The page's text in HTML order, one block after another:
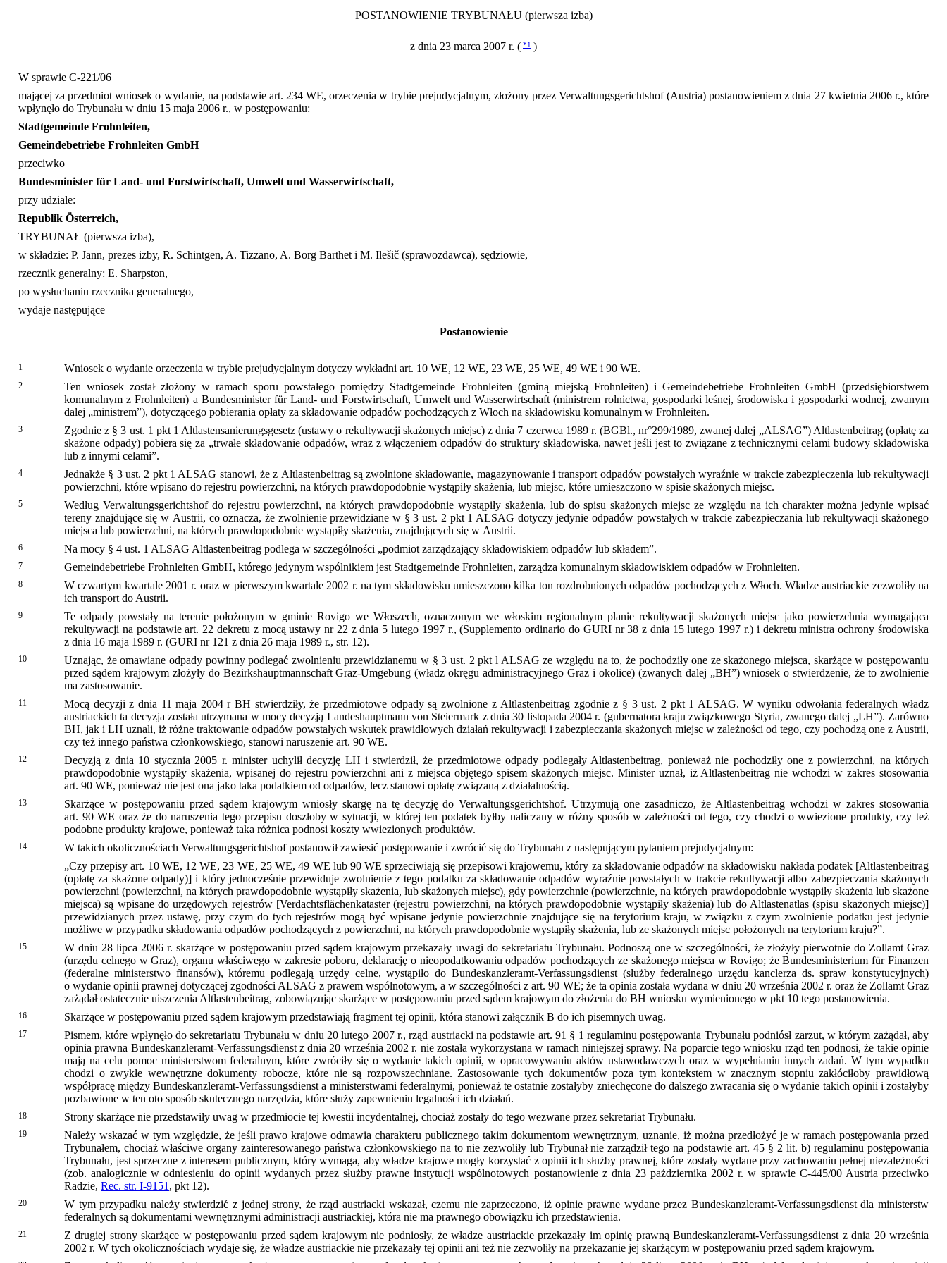
POSTANOWIENIE TRYBUNAŁU (pierwsza izba)
z dnia 23 marca 2007 r. ( *1 )
W sprawie C-221/06
mającej za przedmiot wniosek o wydanie, na podstawie art. 234 WE, orzeczenia w trybie prejudycjalnym, złożony przez Verwaltungsgerichtshof (Austria) postanowieniem z dnia 27 kwietnia 2006 r., które
wpłynęło do Trybunału w dniu 15 maja 2006 r., w postępowaniu:
Stadtgemeinde Frohnleiten,
Gemeindebetriebe Frohnleiten GmbH
przeciwko
Bundesminister für Land- und Forstwirtschaft, Umwelt und Wasserwirtschaft,
przy udziale:
Republik Österreich,
TRYBUNAŁ (pierwsza izba),
w składzie: P. Jann, prezes izby, R. Schintgen, A. Tizzano, A. Borg Barthet i M. Ilešič (sprawozdawca), sędziowie,
rzecznik generalny: E. Sharpston,
po wysłuchaniu rzecznika generalnego,
wydaje następujące
Postanowienie
1 Wniosek o wydanie orzeczenia w trybie prejudycjalnym dotyczy wykładni art. 10 WE, 12 WE, 23 WE, 25 WE, 49 WE i 90 WE.
2
Ten wniosek został złożony w ramach sporu powstałego pomiędzy Stadtgemeinde Frohnleiten (gminą miejską Frohnleiten) i Gemeindebetriebe Frohnleiten GmbH (przedsiębiorstwem
komunalnym z Frohnleiten) a Bundesminister für Land- und Forstwirtschaft, Umwelt und Wasserwirtschaft (ministrem rolnictwa, gospodarki leśnej, środowiska i gospodarki wodnej, zwanym
dalej „ministrem”), dotyczącego pobierania opłaty za składowanie odpadów pochodzących z Włoch na składowisku komunalnym w Frohnleiten.
3
Zgodnie z § 3 ust. 1 pkt 1 Altlastensanierungsgesetz (ustawy o rekultywacji skażonych miejsc) z dnia 7 czerwca 1989 r. (BGBl., nr°299/1989, zwanej dalej „ALSAG”) Altlastenbeitrag (opłatę za
skażone odpady) pobiera się za „trwałe składowanie odpadów, wraz z włączeniem odpadów do struktury składowiska, nawet jeśli jest to związane z technicznymi celami budowy składowiska
lub z innymi celami”.
4
Jednakże § 3 ust. 2 pkt 1 ALSAG stanowi, że z Altlastenbeitrag są zwolnione składowanie, magazynowanie i transport odpadów powstałych wyraźnie w trakcie zabezpieczenia lub rekultywacji
powierzchni, które wpisano do rejestru powierzchni, na których prawdopodobnie wystąpiły skażenia, lub miejsc, które umieszczono w spisie skażonych miejsc.
5
Według Verwaltungsgerichtshof do rejestru powierzchni, na których prawdopodobnie wystąpiły skażenia, lub do spisu skażonych miejsc ze względu na ich charakter można jedynie wpisać
tereny znajdujące się w Austrii, co oznacza, że zwolnienie przewidziane w § 3 ust. 2 pkt 1 ALSAG dotyczy jedynie odpadów powstałych w trakcie zabezpieczania lub rekultywacji skażonego
miejsca lub powierzchni, na których prawdopodobnie wystąpiły skażenia, znajdujących się w Austrii.
6 Na mocy § 4 ust. 1 ALSAG Altlastenbeitrag podlega w szczególności „podmiot zarządzający składowiskiem odpadów lub składem”.
7 Gemeindebetriebe Frohnleiten GmbH, którego jedynym wspólnikiem jest Stadtgemeinde Frohnleiten, zarządza komunalnym składowiskiem odpadów w Frohnleiten.
8
W czwartym kwartale 2001 r. oraz w pierwszym kwartale 2002 r. na tym składowisku umieszczono kilka ton rozdrobnionych odpadów pochodzących z Włoch. Władze austriackie zezwoliły na
ich transport do Austrii.
9
Te odpady powstały na terenie położonym w gminie Rovigo we Włoszech, oznaczonym we włoskim regionalnym planie rekultywacji skażonych miejsc jako powierzchnia wymagająca
rekultywacji na podstawie art. 22 dekretu z mocą ustawy nr 22 z dnia 5 lutego 1997 r., (Supplemento ordinario do GURI nr 38 z dnia 15 lutego 1997 r.) i dekretu ministra ochrony środowiska
z dnia 16 maja 1989 r. (GURI nr 121 z dnia 26 maja 1989 r., str. 12).
10
Uznając, że omawiane odpady powinny podlegać zwolnieniu przewidzianemu w § 3 ust. 2 pkt l ALSAG ze względu na to, że pochodziły one ze skażonego miejsca, skarżące w postępowaniu
przed sądem krajowym złożyły do Bezirkshauptmannschaft Graz-Umgebung (władz okręgu administracyjnego Graz i okolice) (zwanych dalej „BH”) wniosek o stwierdzenie, że to zwolnienie
ma zastosowanie.
11
Mocą decyzji z dnia 11 maja 2004 r BH stwierdziły, że przedmiotowe odpady są zwolnione z Altlastenbeitrag zgodnie z § 3 ust. 2 pkt 1 ALSAG. W wyniku odwołania federalnych władz
austriackich ta decyzja została utrzymana w mocy decyzją Landeshauptmann von Steiermark z dnia 30 listopada 2004 r. (gubernatora kraju związkowego Styria, zwanego dalej „LH”). Zarówno
BH, jak i LH uznali, iż różne traktowanie odpadów powstałych wskutek prawidłowych działań rekultywacji i zabezpieczania skażonych miejsc w zależności od tego, czy pochodzą one z Austrii,
czy też innego państwa członkowskiego, stanowi naruszenie art. 90 WE.
12
Decyzją z dnia 10 stycznia 2005 r. minister uchylił decyzję LH i stwierdził, że przedmiotowe odpady podlegały Altlastenbeitrag, ponieważ nie pochodziły one z powierzchni, na których
prawdopodobnie wystąpiły skażenia, wpisanej do rejestru powierzchni ani z miejsca objętego spisem skażonych miejsc. Minister uznał, iż Altlastenbeitrag nie wchodzi w zakres stosowania
art. 90 WE, ponieważ nie jest ona jako taka podatkiem od odpadów, lecz stanowi opłatę związaną z działalnością.
13
Skarżące w postępowaniu przed sądem krajowym wniosły skargę na tę decyzję do Verwaltungsgerichtshof. Utrzymują one zasadniczo, że Altlastenbeitrag wchodzi w zakres stosowania
art. 90 WE oraz że do naruszenia tego przepisu doszłoby w sytuacji, w której ten podatek byłby naliczany w różny sposób w zależności od tego, czy chodzi o wwiezione produkty, czy też
podobne produkty krajowe, ponieważ taka różnica podnosi koszty wwiezionych produktów.
14
W takich okolicznościach Verwaltungsgerichtshof postanowił zawiesić postępowanie i zwrócić się do Trybunału z następującym pytaniem prejudycjalnym:
„Czy przepisy art. 10 WE, 12 WE, 23 WE, 25 WE, 49 WE lub 90 WE sprzeciwiają się przepisowi krajowemu, który za składowanie odpadów na składowisku nakłada podatek [Altlastenbeitrag
(opłatę za skażone odpady)] i który jednocześnie przewiduje zwolnienie z tego podatku za składowanie odpadów wyraźnie powstałych w trakcie rekultywacji albo zabezpieczania skażonych
powierzchni (powierzchni, na których prawdopodobnie wystąpiły skażenia, lub skażonych miejsc), gdy powierzchnie (powierzchnie, na których prawdopodobnie wystąpiły skażenia lub skażone
miejsca) są wpisane do urzędowych rejestrów [Verdachtsflächenkataster (rejestru powierzchni, na których prawdopodobnie wystąpiły skażenia) lub do Altlastenatlas (spisu skażonych miejsc)]
przewidzianych przez ustawę, przy czym do tych rejestrów mogą być wpisane jedynie powierzchnie znajdujące się na terytorium kraju, w związku z czym zwolnienie podatku jest jedynie
możliwe w przypadku składowania odpadów pochodzących z powierzchni, na których prawdopodobnie wystąpiły skażenia, lub ze skażonych miejsc położonych na terytorium kraju?”.
15
W dniu 28 lipca 2006 r. skarżące w postępowaniu przed sądem krajowym przekazały uwagi do sekretariatu Trybunału. Podnoszą one w szczególności, że złożyły pierwotnie do Zollamt Graz
(urzędu celnego w Graz), organu właściwego w zakresie poboru, deklarację o nieopodatkowaniu odpadów pochodzących ze skażonego miejsca w Rovigo; że Bundesministerium für Finanzen
(federalne ministerstwo finansów), któremu podlegają urzędy celne, wystąpiło do Bundeskanzleramt-Verfassungsdienst (służby federalnego urzędu kanclerza ds. spraw konstytucyjnych)
o wydanie opinii prawnej dotyczącej zgodności ALSAG z prawem wspólnotowym, a w szczególności z art. 90 WE; że ta opinia została wydana w dniu 20 września 2002 r. oraz że Zollamt Graz
zażądał ostatecznie uiszczenia Altlastenbeitrag, zobowiązując skarżące w postępowaniu przed sądem krajowym do złożenia do BH wniosku wymienionego w pkt 10 tego postanowienia.
16 Skarżące w postępowaniu przed sądem krajowym przedstawiają fragment tej opinii, która stanowi załącznik B do ich pisemnych uwag.
17
Pismem, które wpłynęło do sekretariatu Trybunału w dniu 20 lutego 2007 r., rząd austriacki na podstawie art. 91 § 1 regulaminu postępowania Trybunału podniósł zarzut, w którym zażądał, aby
opinia prawna Bundeskanzleramt-Verfassungsdienst z dnia 20 września 2002 r. nie została wykorzystana w ramach niniejszej sprawy. Na poparcie tego wniosku rząd ten podnosi, że takie opinie
mają na celu pomoc ministerstwom federalnym, które zwróciły się o wydanie takich opinii, w opracowywaniu aktów ustawodawczych oraz w wypełnianiu innych zadań. W tym wypadku
chodzi o zwykłe wewnętrzne dokumenty robocze, które nie są rozpowszechniane. Zastosowanie tych dokumentów poza tym kontekstem w znacznym stopniu zakłóciłoby prawidłową
współpracę między Bundeskanzleramt-Verfassungsdienst a ministerstwami federalnymi, ponieważ te ostatnie zostałyby zniechęcone do dalszego zwracania się o wydanie takich opinii i zostałyby
pozbawione w ten oto sposób skutecznego narzędzia, które służy zapewnieniu legalności ich działań.
18 Strony skarżące nie przedstawiły uwag w przedmiocie tej kwestii incydentalnej, chociaż zostały do tego wezwane przez sekretariat Trybunału.
19
Należy wskazać w tym względzie, że jeśli prawo krajowe odmawia charakteru publicznego takim dokumentom wewnętrznym, uznanie, iż można przedłożyć je w ramach postępowania przed
Trybunałem, chociaż właściwe organy zainteresowanego państwa członkowskiego na to nie zezwoliły lub Trybunał nie zarządził tego na podstawie art. 45 § 2 lit. b) regulaminu postępowania
Trybunału, jest sprzeczne z interesem publicznym, który wymaga, aby władze krajowe mogły korzystać z opinii ich służby prawnej, które zostały wydane przy zachowaniu pełnej niezależności
(zob. analogicznie w odniesieniu do opinii wydanych przez służby prawne instytucji wspólnotowych postanowienie z dnia 23 października 2002 r. w sprawie C-445/00 Austria przeciwko
Radzie, Rec. str. I-9151 , pkt 12).
20
W tym przypadku należy stwierdzić z jednej strony, że rząd austriacki wskazał, czemu nie zaprzeczono, iż opinie prawne wydane przez Bundeskanzleramt-Verfassungsdienst dla ministerstw
federalnych są dokumentami wewnętrznymi administracji austriackiej, która nie ma prawnego obowiązku ich przedstawienia.
21
Z drugiej strony skarżące w postępowaniu przed sądem krajowym nie podniosły, że władze austriackie przekazały im opinię prawną Bundeskanzleramt-Verfassungsdienst z dnia 20 września
2002 r. W tych okolicznościach wydaje się, że władze austriackie nie przekazały tej opinii ani też nie zezwoliły na przekazanie jej skarżącym w postępowaniu przed sądem krajowym.